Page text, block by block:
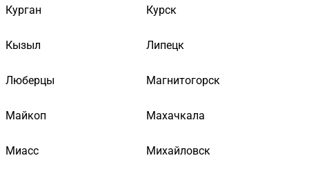
Курган Курск
Кызыл Липецк
Люберцы Магнитогорск
Майкоп Махачкала
Миасс Михайловск